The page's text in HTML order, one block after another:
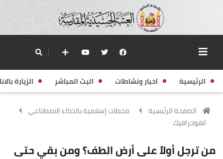
الرئيسية اخبار ونشاطات البث المباشر الزيارة
الصفحة الرئيسية
محطات إسلامية بالذكاء الاصطناعي
انفوجرافيك
من ترجل أولاً على أرض الطف؟ ومن بقي حتى